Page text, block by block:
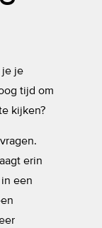
je je
tijd om
kijken?
erin
een